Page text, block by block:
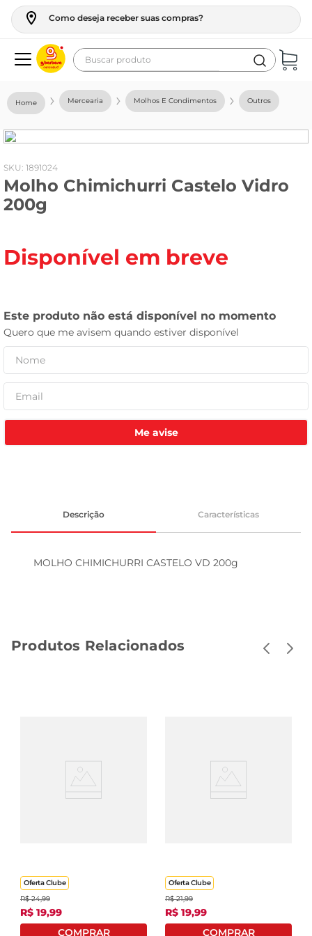
Como deseja receber suas compras?
Buscar produto
Mercearia Molhos E Condimentos Outros
: 1891024
Molho Chimichurri Castelo Vidro
200g
Disponível em breve
Me avise
Descrição Características
MOLHO CHIMICHURRI CASTELO VD 200g
Produtos Relacionados
Oferta Clube
R$ 24,99
R$ 19,99
Oferta Clube
R$ 21,99
R$ 19,99
geladeira
fogao
café
cerveja
leite
tv